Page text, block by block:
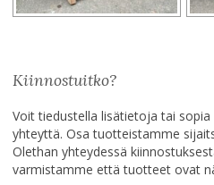
Kiinnostuitko?
Voit tiedustella lisätietoja tai
yhteyttä. Osa tuotteistamme
Olethan yhteydessä
varmistamme että tuotteet ovat